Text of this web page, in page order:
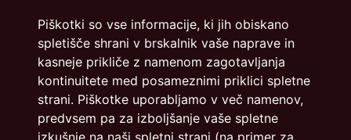
Piškotki so vse informacije, ki jih obiskano
spletišče shrani v brskalnik vaše naprave in
kasneje prikliče z namenom zagotavljanja
kontinuitete med posameznimi priklici spletne
strani. Piškotke uporabljamo v več namenov,
predvsem pa za izboljšanje vaše spletne
izkušnje na naši spletni strani (na primer za